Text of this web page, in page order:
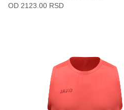
OD 2123.00 RSD